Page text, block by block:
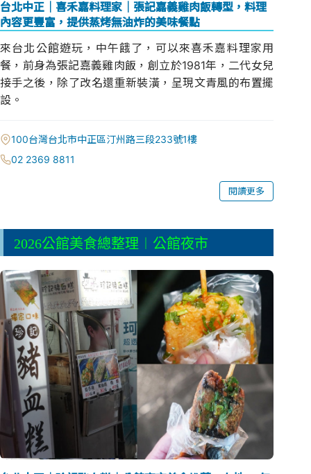
台北中正｜喜禾嘉料理家｜張記嘉義雞肉飯轉型，料理
內容更豐富，提供蒸烤無油炸的美味餐點
來台北公館遊玩，中午餓了，可以來喜禾嘉料理家用
餐，前身為張記嘉義雞肉飯，創立於1981年，二代女兒
接手之後，除了改名還重新裝潢，呈現文青風的布置擺
設。
100台灣台北市中正區汀州路三段233號1樓
02 2369 8811
閱讀更多
2026公館美食總整理︱公館夜市